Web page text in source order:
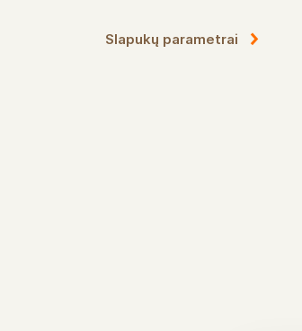
Slapukų parametrai